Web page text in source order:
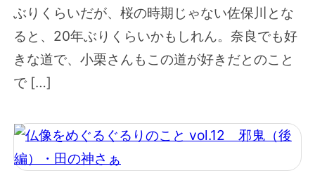
ぶりくらいだが、桜の時期じゃない佐保川とな
ると、20年ぶりくらいかもしれん。奈良でも好
きな道で、小栗さんもこの道が好きだとのこと
で […]